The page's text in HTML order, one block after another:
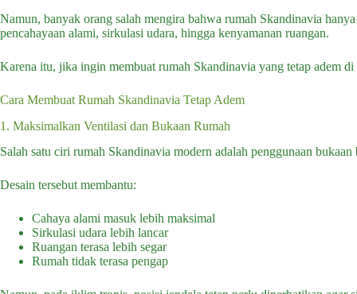
Namun, banyak orang salah mengira bahwa rumah Skandinavia
pencahayaan alami, sirkulasi udara, hingga kenyamanan ruangan.
Karena itu, jika ingin membuat rumah Skandinavia yang tetap adem
Cara Membuat Rumah Skandinavia Tetap Adem
1. Maksimalkan Ventilasi dan Bukaan Rumah
Salah satu ciri rumah Skandinavia modern adalah penggunaan
Desain tersebut membantu:
Cahaya alami masuk lebih maksimal
Sirkulasi udara lebih lancar
Ruangan terasa lebih segar
Rumah tidak terasa pengap